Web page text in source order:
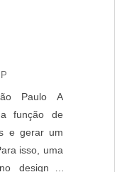
Paulo A
função de
e gerar um
isso, uma
design e